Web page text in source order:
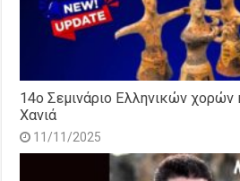
14o Σεμινάριο Ελληνικών
Χανιά
11/11/2025